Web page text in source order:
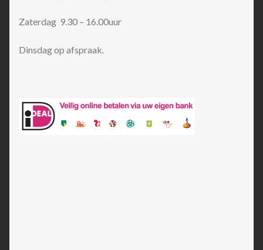
Zaterdag 9.30 – 16.00uur
Dinsdag op afspraak.